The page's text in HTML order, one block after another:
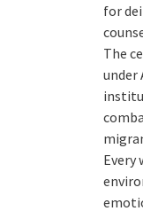
for
The
under
Every